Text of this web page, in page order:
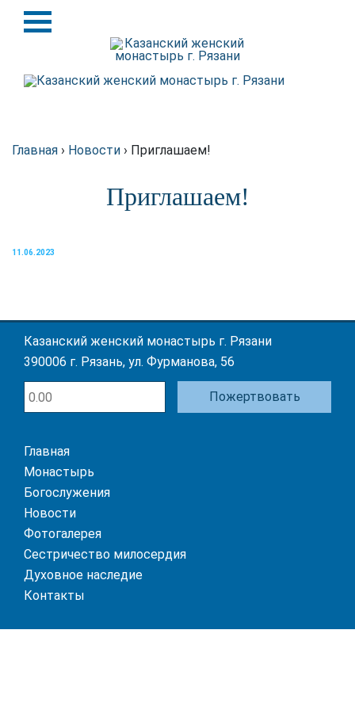
Назад
Требы
Статьи о монастыре в
Назад
Крупицы духовной мудрости
Главная › Новости › Приглашаем!
Приглашаем!
11.06.2023
Казанский женский монастырь г. Рязани
390006 г. Рязань, ул. Фурманова, 56
Пожертвовать
Главная
Монастырь
Богослужения
Новости
Фотогалерея
Сестричество милосердия
Духовное наследие
Контакты